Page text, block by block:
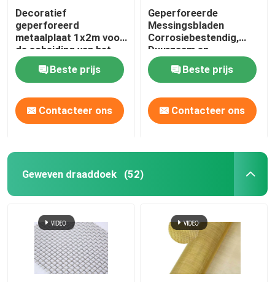
Draagmat
Versterkt gaas voor pijpleidingen
Decoratief
geperforeerd
metaalplaat 1x2m voor
de scheiding van het
plafondgevel
Beste prijs
Contacteer ons
Geperforeerde
Messingsbladen
Corrosiebestendig,
Duurzaam en
Esthetisch voor
Architectuur en
Decoratie
Beste prijs
Contacteer ons
Geweven draaddoek (52)